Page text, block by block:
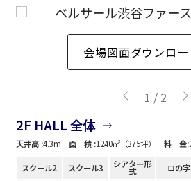
会場図面ダウンロー
1 / 2
2F HALL 全体
天井高 :4.3m 面 積 :1240㎡（375坪） 料 金:
スクール2 スクール3 シアター形
式
ロの字
新宿・高田馬場エリア
ベルサール新宿南口
ベルサール新宿グランド
新宿住友ホール
新宿住友ビル三角広場
新宿住友スカイルーム
ベルサール新宿セントラルパーク
ベルサール高田馬場
秋葉原・神田・東京エリア
ベルサール八重洲
ベルサール秋葉原
ベルサール飯田橋駅前
ベルサール飯田橋ファースト
ベルサール神保町
渋谷エリア
ベルサール渋谷ガーデン
六本木・虎ノ門エリア